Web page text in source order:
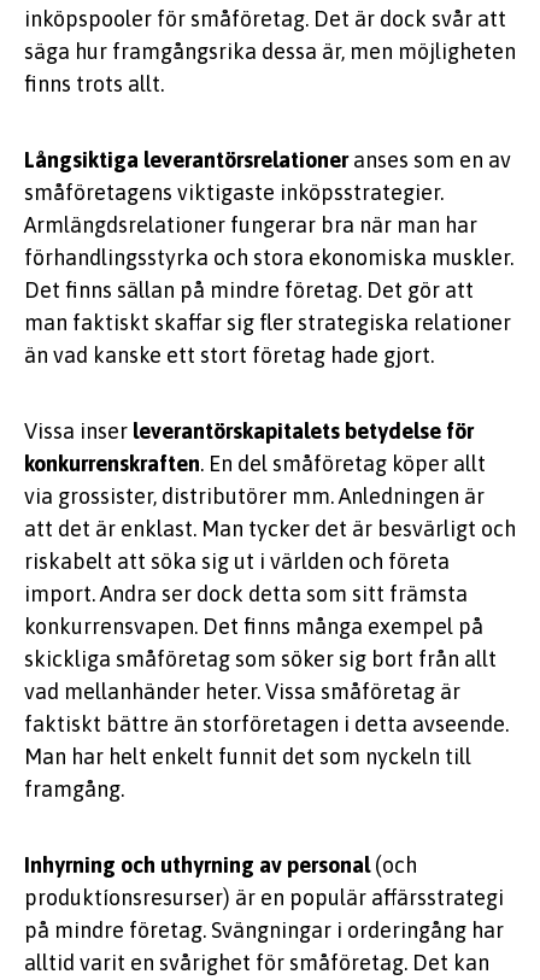
inköpspooler för småföretag. Det är dock svår att
säga hur framgångsrika dessa är, men möjligheten
finns trots allt.
Långsiktiga leverantörsrelationeranses som en av
småföretagens viktigaste inköpsstrategier.
Armlängdsrelationer fungerar bra när man har
förhandlingsstyrka och stora ekonomiska muskler.
Det finns sällan på mindre företag. Det gör att
man faktiskt skaffar sig fler strategiska relationer
än vad kanske ett stort företag hade gjort.
Vissa inser leverantörskapitalets betydelse för
konkurrenskraften. En del småföretag köper allt
via grossister, distributörer mm. Anledningen är
att det är enklast. Man tycker det är besvärligt och
riskabelt att söka sig ut i världen och företa
import. Andra ser dock detta som sitt främsta
konkurrensvapen. Det finns många exempel på
skickliga småföretag som söker sig bort från allt
vad mellanhänder heter. Vissa småföretag är
faktiskt bättre än storföretagen i detta avseende.
Man har helt enkelt funnit det som nyckeln till
framgång.
Inhyrning och uthyrning av personal(och
produktíonsresurser) är en populär affärsstrategi
på mindre företag. Svängningar i orderingång har
alltid varit en svårighet för småföretag. Det kan